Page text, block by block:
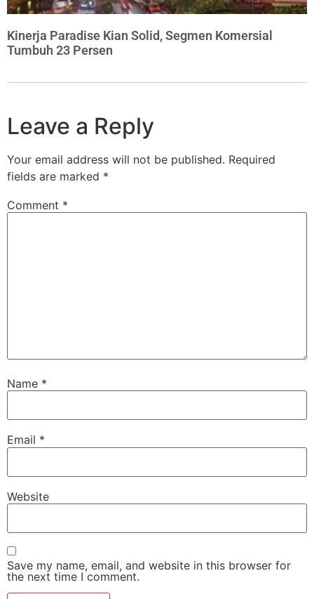
Kinerja Paradise Kian Solid, Segmen Komersial
Tumbuh 23 Persen
Leave a Reply
Your email address will not be published. Required
fields are marked *
Comment *
Name *
Email *
Website
Save my name, email, and website in this browser for
the next time I comment.